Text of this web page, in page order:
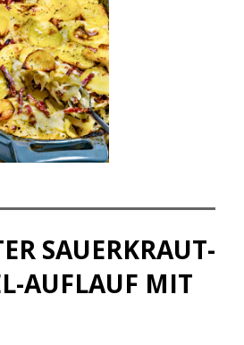
SAUERKRAUT-
AUFLAUF MIT